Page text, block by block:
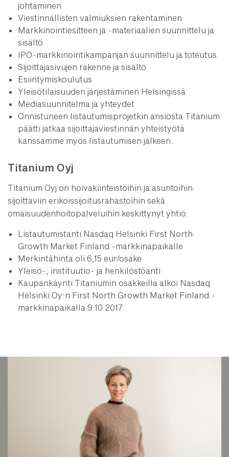
johtaminen
Viestinnällisten valmiuksien rakentaminen
Markkinointiesitteen ja -materiaalien suunnittelu ja
sisältö
IPO-markkinointikampanjan suunnittelu ja toteutus
Sijoittajasivujen rakenne ja sisältö
Esiintymiskoulutus
Yleisötilaisuuden järjestäminen Helsingissä
Mediasuunnitelma ja yhteydet
Onnistuneen listautumisprojetkin ansiosta Titanium
päätti jatkaa sijoittajaviestinnän yhteistyötä
kanssamme myös listautumisen jälkeen.
Titanium Oyj
Titanium Oyj on hoivakiinteistöihin ja asuntoihin
sijoittaviin erikoissijoitusrahastoihin sekä
omaisuudenhoitopalveluihin keskittynyt yhtiö.
Listautumistanti Nasdaq Helsinki First North
Growth Market Finland -markkinapaikalle
Merkintähinta oli 6,15 eur/osake
Yleisö-, instituutio- ja henkilöstöanti
Kaupankäynti Titaniumin osakkeilla alkoi Nasdaq
Helsinki Oy:n First North Growth Market Finland -
markkinapaikalla 9.10.2017.